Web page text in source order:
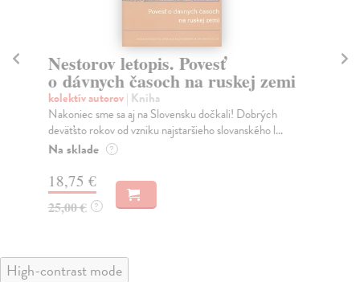
Nestorov letopis. Povesť
o dávnych časoch na ruskej zemi
kolektív autorov| Kniha
Nakoniec sme sa aj na Slovensku dočkali! Dobrých
deväťsto rokov od vzniku najstaršieho slovanského l...
Na sklade ?
18,75 €
25,00 € ?
High-contrast mode